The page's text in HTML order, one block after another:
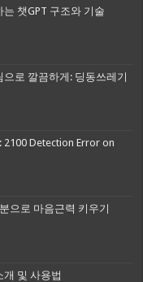
챗GPT 구조와 기술
로 깔끔하게: 딩동쓰레기
2100 Detection Error on
으로 마음근력 키우기
개 및 사용법